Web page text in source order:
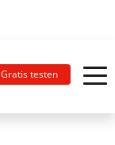
Gratis testen